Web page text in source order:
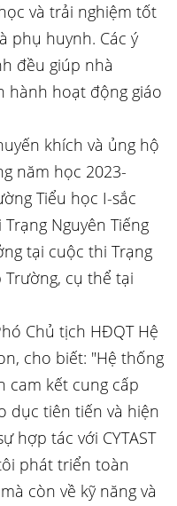
và trải nghiệm tốt
phụ huynh. Các ý
đều giúp nhà
hành hoạt động giáo
khích và ủng hộ
năm học 2023-
Tiểu học I-sắc
Nguyên Tiếng
tại cuộc thi Trạng
Trường, cụ thể tại
Chủ tịch HĐQT Hệ
cho biết: "Hệ thống
cam kết cung cấp
dục tiên tiến và hiện
hợp tác với CYTAST
phát triển toàn
còn về kỹ năng và